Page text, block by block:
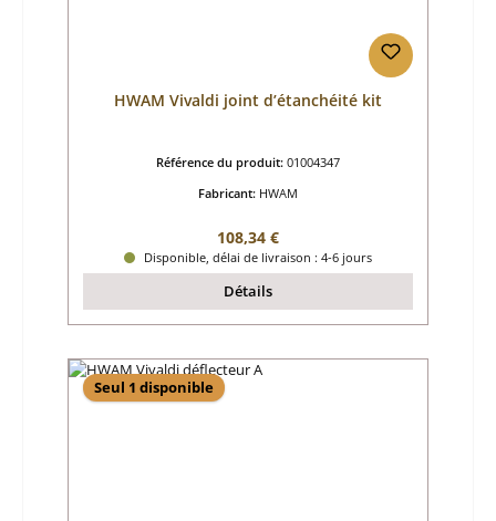
HWAM Vivaldi joint d’étanchéité kit
Référence du produit: 01004347
Fabricant: HWAM
Prix régulier :
108,34 €
Disponible, délai de livraison : 4-6 jours
Détails
Seul 1 disponible